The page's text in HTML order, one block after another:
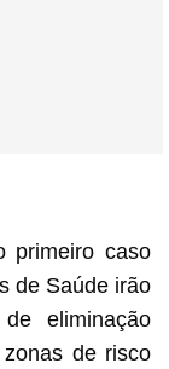
primeiro caso
de Saúde irão
eliminação
de risco